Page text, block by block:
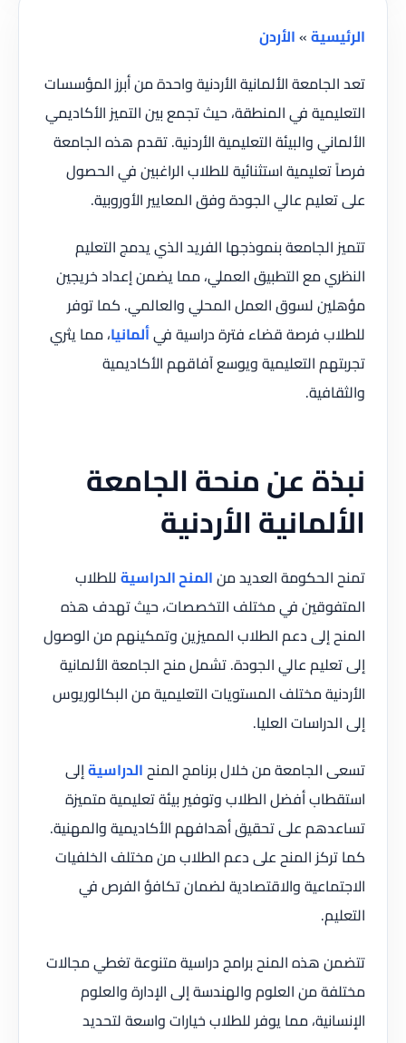
الرئيسية»الأردن
تعد الجامعة الألمانية الأردنية واحدة من أبرز المؤسسات
التعليمية في المنطقة، حيث تجمع بين التميز الأكاديمي
الألماني والبيئة التعليمية الأردنية. تقدم هذه الجامعة
فرصاً تعليمية استثنائية للطلاب الراغبين في الحصول
على تعليم عالي الجودة وفق المعايير الأوروبية.
تتميز الجامعة بنموذجها الفريد الذي يدمج التعليم
النظري مع التطبيق العملي، مما يضمن إعداد خريجين
مؤهلين لسوق العمل المحلي والعالمي. كما توفر
للطلاب فرصة قضاء فترة دراسية فيألمانيا، مما يثري
تجربتهم التعليمية ويوسع آفاقهم الأكاديمية
والثقافية.
نبذة عن منحة الجامعة
الألمانية الأردنية
تمنح الحكومة العديد منالمنح الدراسيةللطلاب
المتفوقين في مختلف التخصصات، حيث تهدف هذه
المنح إلى دعم الطلاب المميزين وتمكينهم من الوصول
إلى تعليم عالي الجودة. تشمل منح الجامعة الألمانية
الأردنية مختلف المستويات التعليمية من البكالوريوس
إلى الدراسات العليا.
تسعى الجامعة من خلال برنامج المنحالدراسيةإلى
استقطاب أفضل الطلاب وتوفير بيئة تعليمية متميزة
تساعدهم على تحقيق أهدافهم الأكاديمية والمهنية.
كما تركز المنح على دعم الطلاب من مختلف الخلفيات
الاجتماعية والاقتصادية لضمان تكافؤ الفرص في
التعليم.
تتضمن هذه المنح برامج دراسية متنوعة تغطي مجالات
مختلفة من العلوم والهندسة إلى الإدارة والعلوم
الإنسانية، مما يوفر للطلاب خيارات واسعة لتحديد